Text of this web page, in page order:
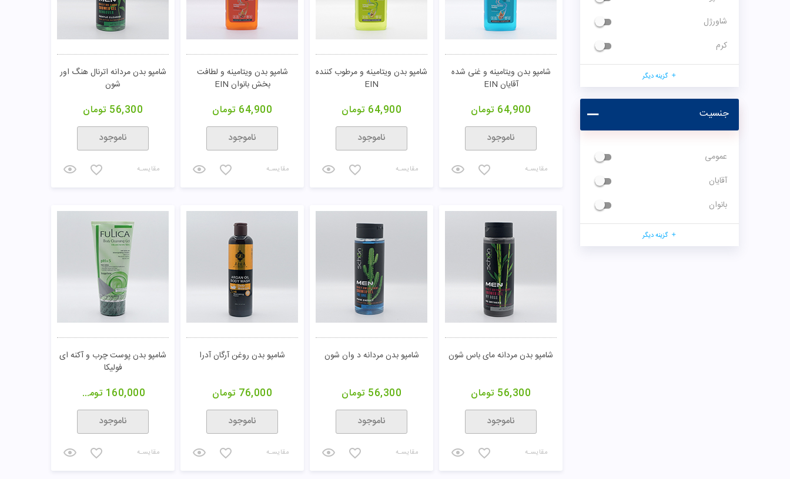
شاورژل
کرم
گزینه دیگر
جنسیت
عمومی
آقایان
بانوان
گزینه دیگر
شامپو بدن ویتامینه و غنی شده
آقایان EIN
64,900 تومان
ناموجود
مقایسـه
شامپو بدن ویتامینه و مرطوب کننده
EIN
64,900 تومان
ناموجود
مقایسـه
شامپو بدن ویتامینه و لطافت
بخش بانوان EIN
64,900 تومان
ناموجود
مقایسـه
شامپو بدن مردانه اترنال هنگ اور
شون
56,300 تومان
ناموجود
مقایسـه
شامپو بدن مردانه مای باس شون
56,300 تومان
ناموجود
مقایسـه
شامپو بدن مردانه د وان شون
56,300 تومان
ناموجود
مقایسـه
شامپو بدن روغن آرگان آدرا
76,000 تومان
ناموجود
مقایسـه
شامپو بدن پوست چرب و آکنه ای
فولیکا
160,000 تومان
ناموجود
مقایسـه